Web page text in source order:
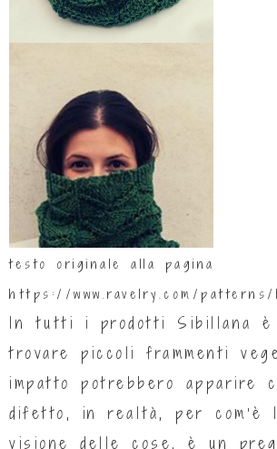
testo originale alla pagina
https://www.ravelry.com/
In tutti i prodotti Sibillana è
trovare piccoli frammenti
impatto potrebbero apparire
difetto, in realtà, per com’è
visione delle cose, è un